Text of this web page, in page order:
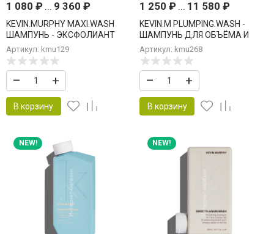
1 080 ₽ ... 9 360 ₽
KEVIN.MURPHY MAXI.WASH
ШАМПУНЬ - ЭКСФОЛИАНТ
ДЛЯ КОЖИ ГОЛОВЫ
Артикул: kmu129
– +
В корзину
1 250₽ ... 11 580₽
KEVIN.M PLUMPING.WASH -
ШАМПУНЬ ДЛЯ ОБЪЁМА И
УПЛОТНЕНИЯ ВОЛОС
Артикул: kmu268
– +
В корзину
NEW! NEW!